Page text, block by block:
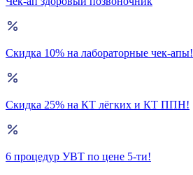
Скидка 10% на лабораторные чек-апы!
Скидка 25% на КТ лёгких и КТ ППН!
6 процедур УВТ по цене 5-ти!